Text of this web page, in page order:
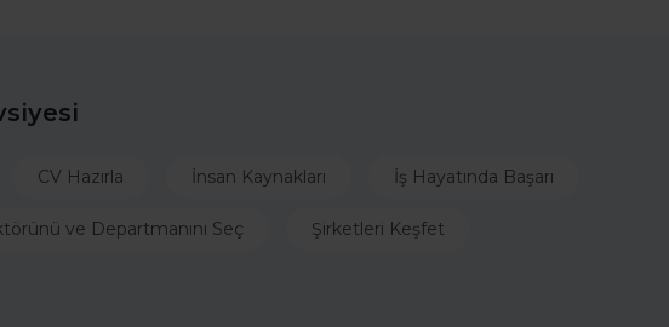
CV Hazırla İnsan Kaynakları İş Hayatında Başarı
ve Departmanını Seç Şirketleri Keşfet